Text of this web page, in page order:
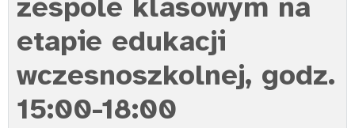
zespole klasowym na
etapie edukacji
wczesnoszkolnej, godz.
15:00-18:00